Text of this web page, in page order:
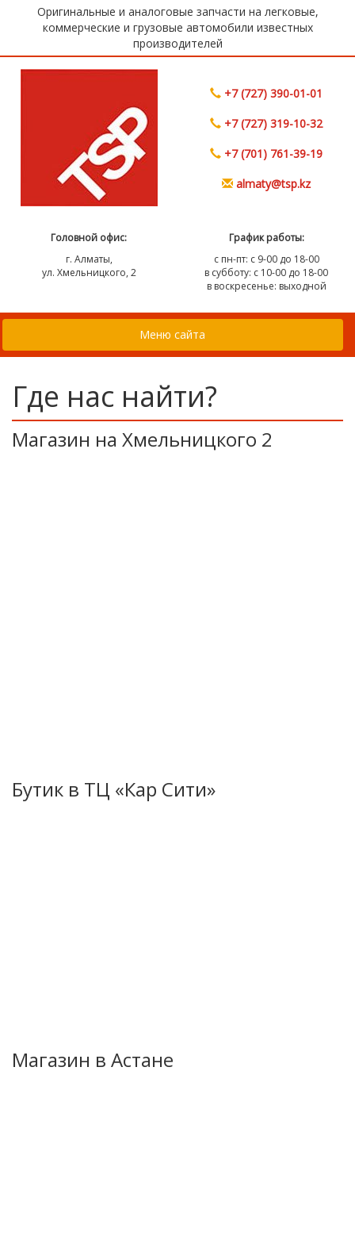
Оригинальные и аналоговые запчасти на легковые,
коммерческие и грузовые автомобили известных
производителей
+7 (727) 390-01-01
+7 (727) 319-10-32
+7 (701) 761-39-19
almaty@tsp.kz
Головной офис:
г. Алматы,
ул. Хмельницкого, 2
График работы:
с пн-пт: с 9-00 до 18-00
в субботу: с 10-00 до 18-00
в воскресенье: выходной
Меню сайта
Где нас найти?
Магазин на Хмельницкого 2
Бутик в ТЦ «Кар Сити»
Магазин в Астане